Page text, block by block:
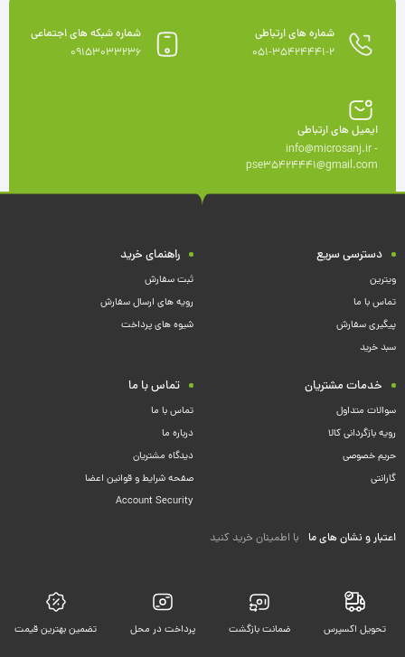
شماره های ارتباطی
051-35424441-2
شماره شبکه های اجتماعی
09153033236
ایمیل های ارتباطی
info@microsanj.ir -
pse35424441@gmail.com
دسترسی سریع
ویترین
تماس با ما
پیگیری سفارش
سبد خرید
راهنمای خرید
ثبت سفارش
رویه های ارسال سفارش
شیوه های پرداخت
خدمات مشتریان
سوالات متداول
رویه بازگردانی کالا
حریم خصوصی
گارانتی
تماس با ما
تماس با ما
درباره ما
دیدگاه مشتریان
صفحه شرایط و قوانین اعضا
Account Security
اعتبار و نشان های ما با اطمینان خرید کنید
تحویل اکسپرس ضمانت بازگشت پرداخت در محل تضمین بهترین قیمت